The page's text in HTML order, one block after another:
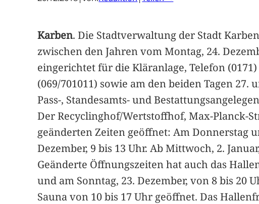
Karben. Die Stadtverwaltung der Stadt
zwischen den Jahren vom Montag, 24.
eingerichtet für die Kläranlage, Telefon
(069/701011) sowie am den beiden Tagen
Pass-, Standesamts- und
Der Recyclinghof/Wertstoffhof, Max-Planck-
geänderten Zeiten geöffnet: Am Donnerstag
Dezember, 9 bis 13 Uhr. Ab Mittwoch, 2.
Geänderte Öffnungszeiten hat auch das
und am Sonntag, 23. Dezember, von 8 bis 20
Sauna von 10 bis 17 Uhr geöffnet. Das